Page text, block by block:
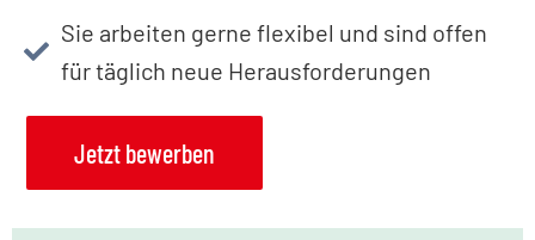
Sie arbeiten gerne flexibel und sind offen
für täglich neue Herausforderungen​
Jetzt bewerben